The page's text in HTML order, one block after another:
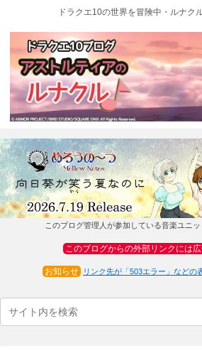
ドラクエ10の世界を冒険中・ルナク
このブログ管理人が参加している音楽ユニ
このブログからの外部リンクには
お知らせ リンク先が「503エラー」などの